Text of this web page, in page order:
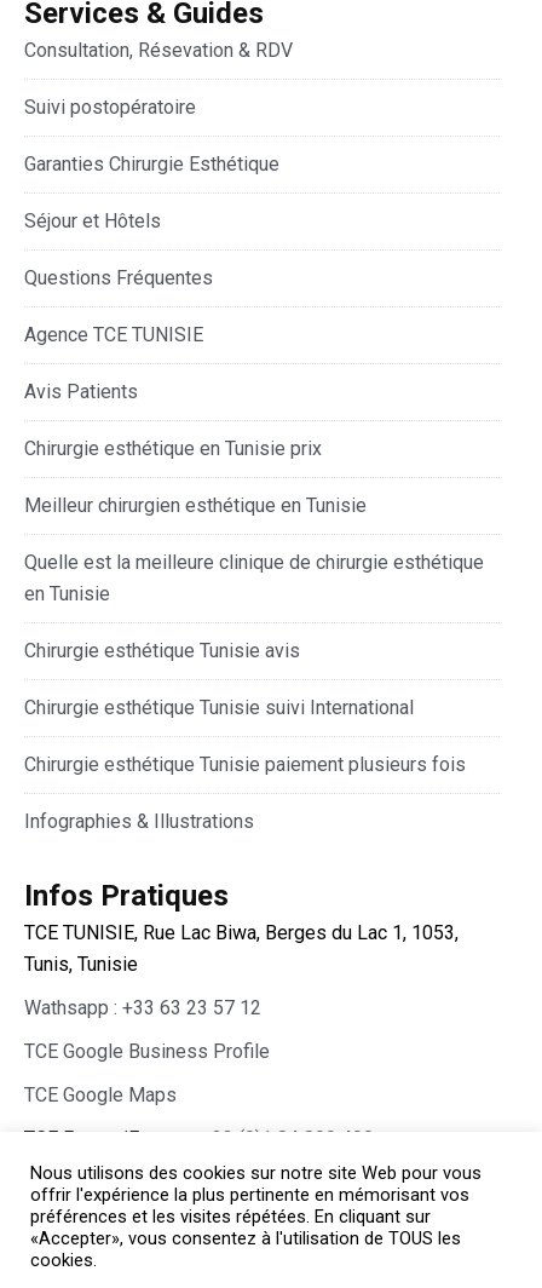
Services & Guides
Consultation, Résevation & RDV
Suivi postopératoire
Garanties Chirurgie Esthétique
Séjour et Hôtels
Questions Fréquentes
Agence TCE TUNISIE
Avis Patients
Chirurgie esthétique en Tunisie prix
Meilleur chirurgien esthétique en Tunisie
Quelle est la meilleure clinique de chirurgie esthétique
en Tunisie
Chirurgie esthétique Tunisie avis
Chirurgie esthétique Tunisie suivi International
Chirurgie esthétique Tunisie paiement plusieurs fois
Infographies & Illustrations
Infos Pratiques
TCE TUNISIE, Rue Lac Biwa, Berges du Lac 1, 1053,
Tunis, Tunisie
Wathsapp : +33 63 23 57 12
TCE Google Business Profile
TCE Google Maps
TCE France/Europe :
+33 (0)1 84 800 400
Copyright © TCE 2026 All rights reserved.
Nous utilisons des cookies sur notre site Web pour vous
offrir l'expérience la plus pertinente en mémorisant vos
préférences et les visites répétées. En cliquant sur
«Accepter», vous consentez à l'utilisation de TOUS les
cookies.